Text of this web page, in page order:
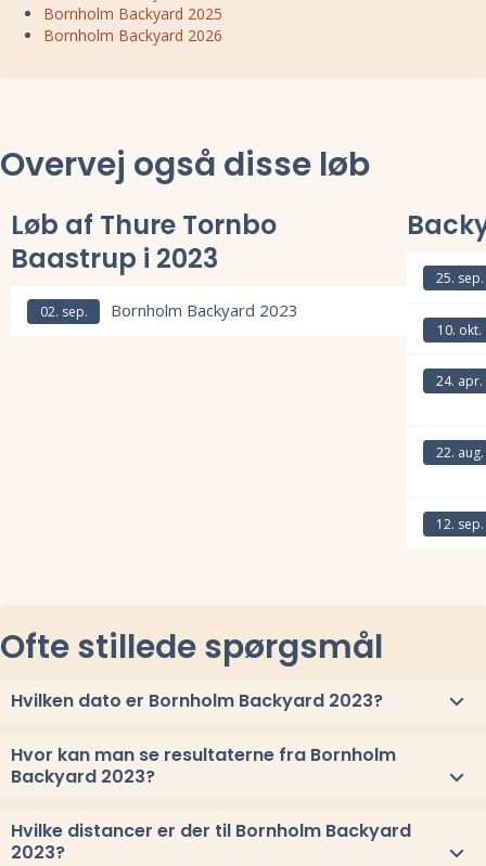
Bornholm Backyard 2025
Bornholm Backyard 2026
Overvej også disse løb
Løb af Thure Tornbo
Baastrup i 2023
02. sep. Bornholm Backyard 2023
Læs mere om Bornholm Backyard 2023 og se tilmelding,
25. sep.
10. okt.
24. apr.
22. aug.
12. sep.
Ofte stillede spørgsmål
Hvilken dato er Bornholm Backyard 2023?
Bornholm Backyard 2023 løbes lørdag 2. september 2023.
Hvor kan man se resultaterne fra Bornholm
Backyard 2023?
Se link til resultaterne eller se alle vindere herover
Hvilke distancer er der til Bornholm Backyard
2023?